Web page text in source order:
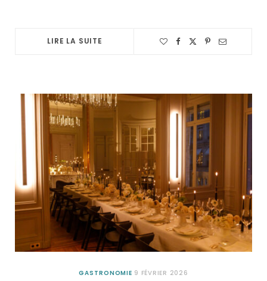
LIRE LA SUITE
GASTRONOMIE 9 FÉVRIER 2026